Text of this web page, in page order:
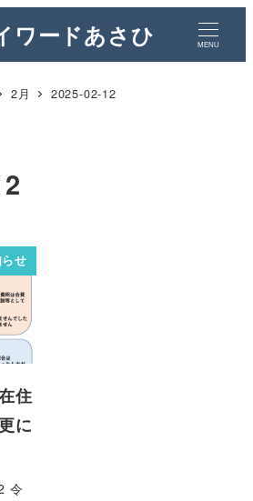
ワードあさひ MENU
2月 2025-02-12
せ
住
に
令